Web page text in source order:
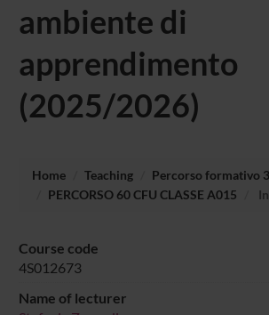
ambiente di
apprendimento
(2025/2026)
Home Teaching
Percorso formativo
PERCORSO 60 CFU CLASSE A015
Course code
4S012673
Name of lecturer